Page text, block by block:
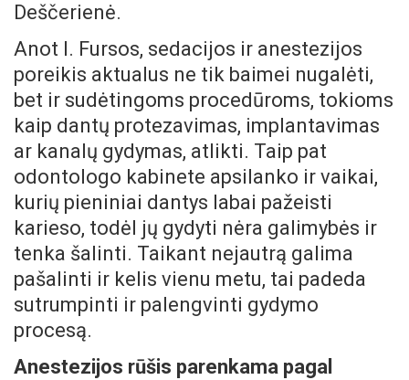
Deščerienė.
Anot I. Fursos, sedacijos ir anestezijos
poreikis aktualus ne tik baimei nugalėti,
bet ir sudėtingoms procedūroms, tokioms
kaip dantų protezavimas, implantavimas
ar kanalų gydymas, atlikti. Taip pat
odontologo kabinete apsilanko ir vaikai,
kurių pieniniai dantys labai pažeisti
karieso, todėl jų gydyti nėra galimybės ir
tenka šalinti. Taikant nejautrą galima
pašalinti ir kelis vienu metu, tai padeda
sutrumpinti ir palengvinti gydymo
procesą.
Anestezijos rūšis parenkama pagal